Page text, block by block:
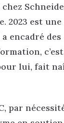
2023 est une
encadré des
lui, fait
par